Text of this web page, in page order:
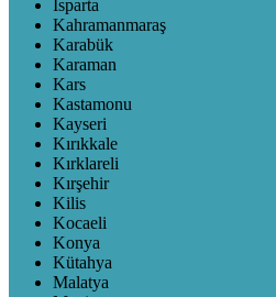
Isparta
Kahramanmaraş
Karabük
Karaman
Kars
Kastamonu
Kayseri
Kırıkkale
Kırklareli
Kırşehir
Kilis
Kocaeli
Konya
Kütahya
Malatya